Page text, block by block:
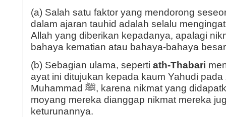
(a) Salah satu faktor yang mendorong
dalam ajaran tauhid adalah selalu
Allah yang diberikan kepadanya, apalagi
bahaya kematian atau bahaya-bahaya
(b) Sebagian ulama, seperti ath-Thabari
ayat ini ditujukan kepada kaum Yahudi pada
Muhammad ﷺ, karena nikmat yang didapatkan oleh nenek
moyang mereka dianggap nikmat mereka
keturunannya.